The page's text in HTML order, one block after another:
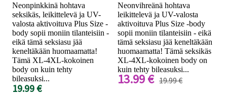
Neonpinkkinä hohtava
seksikäs, leikittelevä ja UV-
valosta aktivoituva Plus Size -
body sopii moniin tilanteisiin -
eikä tämä seksiasu jää
keneltäkään huomaamatta!
Tämä XL-4XL-kokoinen
body on kuin tehty
bileasuksi...
19.99 €
Neonvihreänä hohtava
leikittelevä ja UV-valosta
aktivoituva Plus Size -body
sopii moniin tilanteisiin - eikä
tämä seksiasu jää keneltäkään
huomaamatta! Tämä seksikäs
XL-4XL-kokoinen body on
kuin tehty bileasuksi...
13.99 € 19.99 €